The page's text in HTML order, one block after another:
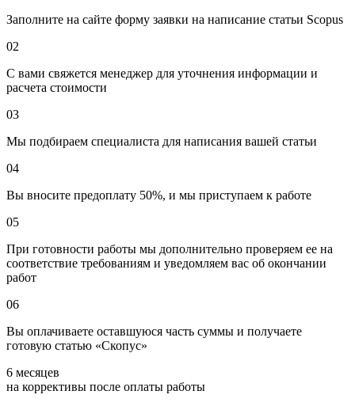
Заполните на сайте форму заявки на написание статьи Scopus
02
С вами свяжется менеджер для уточнения информации и
расчета стоимости
03
Мы подбираем специалиста для написания вашей статьи
04
Вы вносите предоплату 50%, и мы приступаем к работе
05
При готовности работы мы дополнительно проверяем ее на
соответствие требованиям и уведомляем вас об окончании
работ
06
Вы оплачиваете оставшуюся часть суммы и получаете
готовую статью «Скопус»
6 месяцев
на коррективы после оплаты работы